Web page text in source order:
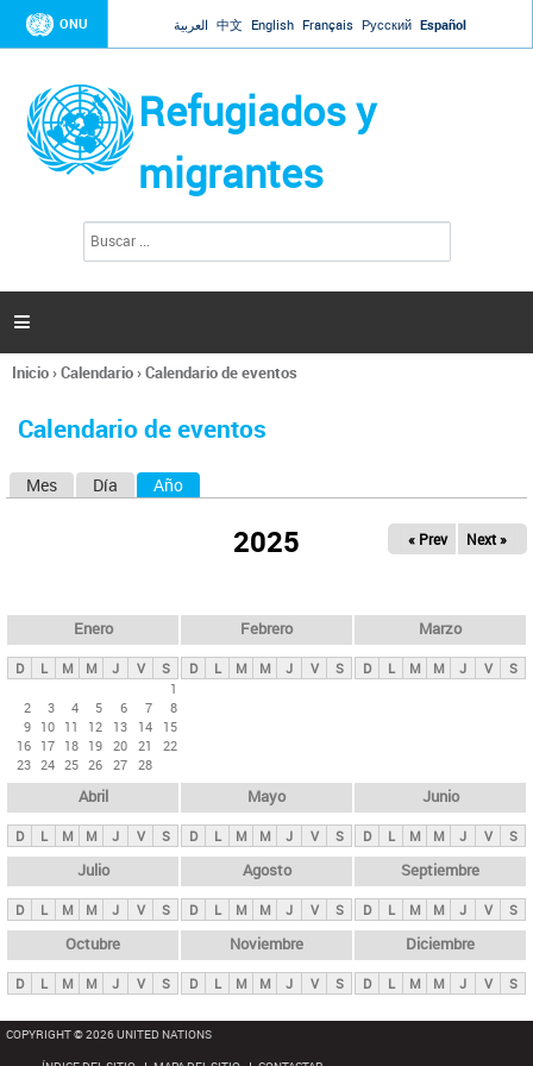
Jump to navigation
ONU العربية 中文 English Français Русский Español
Refugiados y
migrantes
l
d
s

Se
usted
Inicio›Calendario›Calendario de eventos
Calendario de eventos
s
p
n
i
p
a
l
s
Mes Día Año
2025 « Prev Next »
Enero
D L M M J V
S
1
2
3 4 5 6 7
8
9 10 11 12 13 14
15
16 17 18 19 20 21
22
23 24 25 26 27 28
Febrero
D L M M J V S
Marzo
D L M M J V S
Abril
D L M M J V S
Mayo
D L M M J V S
Junio
D L M M J V S
Julio
D L M M J V S
Agosto
D L M M J V S
Septiembre
D L M M J V S
Octubre
D L M M J V S
Noviembre
D L M M J V S
Diciembre
D L M M J V S
COPYRIGHT © 2026 UNITED NATIONS